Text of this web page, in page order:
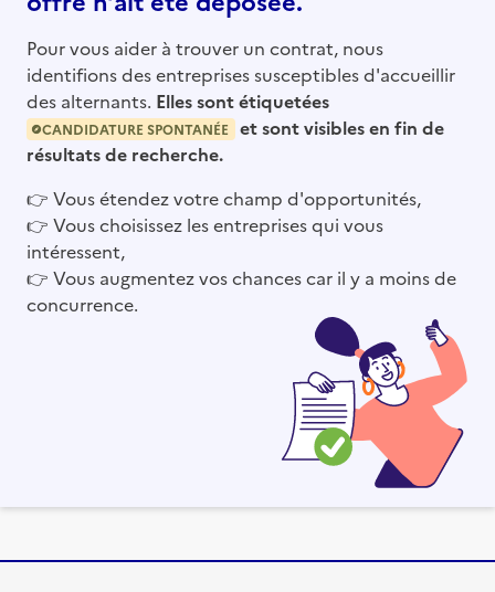
Pour vous aider à trouver un contrat, nous
identifions des entreprises susceptibles d'accueillir
des alternants. Elles sont étiquetées
CANDIDATURE SPONTANÉE
et sont visibles en fin de
résultats de recherche.
👉 Vous étendez votre champ d'opportunités,
👉 Vous choisissez les entreprises qui vous
intéressent,
👉 Vous augmentez vos chances car il y a moins de
concurrence.